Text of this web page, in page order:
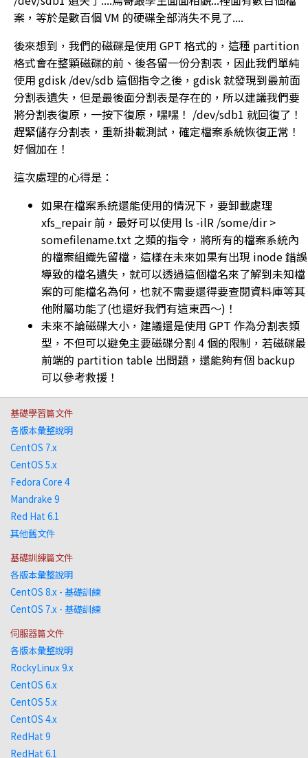
案，等於是數百個 VM 的硬碟全部消失不見了....
後來想到，我們的磁碟是使用 GPT 格式的，這種 partition
格式會在整顆磁碟的前、後各留一份分割表，因此我們單純
使用 gdisk /dev/sdb 這個指令之後，gdisk 就發現到最前面
分割表遺失，但是最後面分割表是存在的，所以建議我們要
將分割表復原，一按下復原，嘿嘿！ /dev/sdb1 就回復了！
趕緊儲存分割表，重新掛載測試，確定檔案系統恢復正常！
好個加在！
這次處理的心得是：
如果在檔案系統還能使用的情況下，要卸載處理
xfs_repair 前，最好可以使用 ls -ilR /some/dir >
somefilename.txt 之類的指令，將所有的檔案系統內
的檔案組織先留檔，這樣在未來如果有出現 inode 錯誤
導致的檔名遺失，就可以透過這個檔名來了解到未知檔
案的可能檔名為何，也就不需要還得要查閱資料庫等其
他附屬功能了(也還好我們有這東西～)！
未來不論磁碟大小，建議還是使用 GPT 作為分割表類
型，不但可以避免主要磁碟分割 4 個的限制，若磁碟最
前端的 partition table 出問題，還能夠有個 backup
可以參考救援！
基礎學習篇文件
各版本彙整說明
CentOS 7.x
CentOS 5.x
Fedora Core 4
Mandrake 9
Red Hat 6.1
其他舊文件
基礎訓練篇文件
各版本彙整說明
CentOS 8.x - 基礎訓練
CentOS 7.x - 基礎訓練
伺服器篇文件
各版本彙整說明
RockyLinux 9.x
CentOS 6.x
CentOS 5.x
CentOS 4.x
RedHat 9
RedHat 6.1